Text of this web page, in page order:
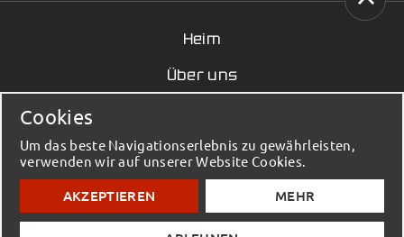
Cookies
Um das beste Navigationserlebnis zu gewährleisten,
verwenden wir auf unserer Website Cookies.
AKZEPTIEREN MEHR
Heim
Über uns
Kontakt
© 2023 - 2026 Elmenko / Baumaterialien - Alle
Rechte vorbehalten